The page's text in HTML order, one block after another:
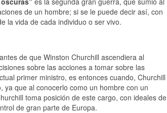
de un hombre; si se le puede decir así, con
la vida de cada individuo o ser vivo.
de que Winston Churchill ascendiera al
sobre las acciones a tomar sobre las
primer ministro, es entonces cuando, Churchill
que al conocerlo como un hombre con un
toma posición de este cargo, con ideales de
de gran parte de Europa.